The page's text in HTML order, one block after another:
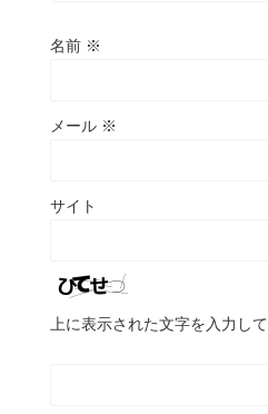
名前 ※
メール ※
サイト
上に表示された文字を入力して